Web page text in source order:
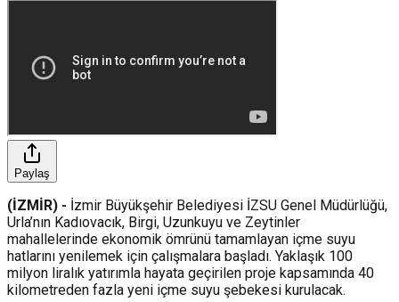
Paylaş
(İZMİR) - İzmir Büyükşehir Belediyesi İZSU Genel Müdürlüğü,
Urla’nın Kadıovacık, Birgi, Uzunkuyu ve Zeytinler
mahallelerinde ekonomik ömrünü tamamlayan içme suyu
hatlarını yenilemek için çalışmalara başladı. Yaklaşık 100
milyon liralık yatırımla hayata geçirilen proje kapsamında 40
kilometreden fazla yeni içme suyu şebekesi kurulacak.